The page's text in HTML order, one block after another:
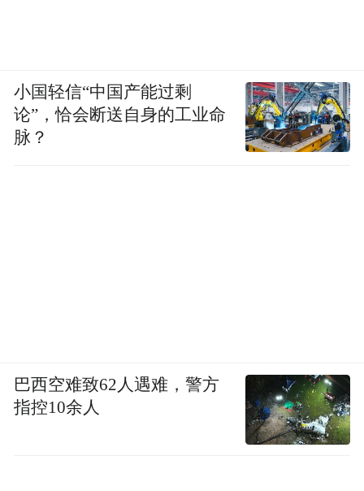
小国轻信“中国产能过剩
论”，恰会断送自身的工业命
脉？
巴西空难致62人遇难，警方
指控10余人